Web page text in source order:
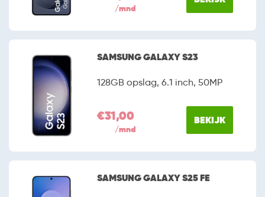
/mnd
SAMSUNG GALAXY S23
128GB opslag, 6.1 inch, 50MP
€31,00
/mnd
BEKIJK
SAMSUNG GALAXY S25 FE